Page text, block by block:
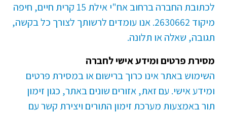
לכתובת החברה ברחוב אח"י אילת 15 קרית חיים, חיפה
מיקוד 2630662. אנו עומדים לרשותך לצורך כל בקשה,
תגובה, שאלה או תלונה.
מסירת פרטים ומידע אישי לחברה
השימוש באתר אינו כרוך ברישום או במסירת פרטים
ומידע אישי. עם זאת, אזורים שונים באתר, כגון זימון
תור באמצעות מערכת זימון התורים ויצירת קשר עם